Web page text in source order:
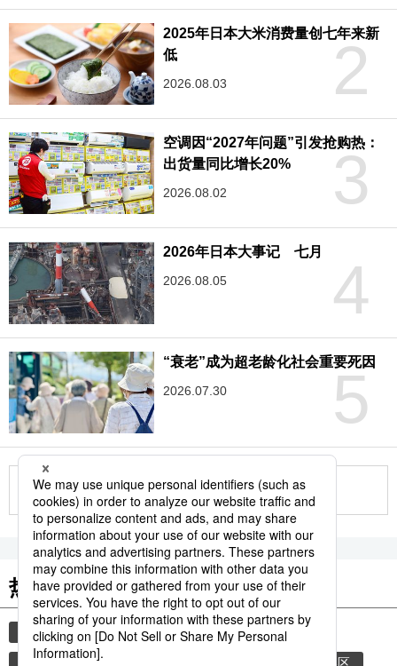
2
2025年日本大米消费量创七年来新
低
2026.08.03
3
空调因“2027年问题”引发抢购热：
出货量同比增长20%
2026.08.02
4
2026年日本大事记 七月
2026.08.05
5
“衰老”成为超老龄化社会重要死因
2026.07.30
更多
热门关键词
教育 在日外国人 公务员 时事社新闻
外国人 中央区 港区